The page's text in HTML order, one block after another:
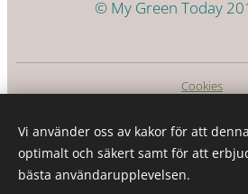
© My Green Today
Cookies
Språk
Suomi
Svenska
Vi använder oss av kakor för att
optimalt och säkert samt för att
bästa användarupplevelsen.